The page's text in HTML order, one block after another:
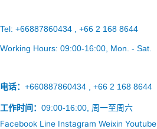
Tel: +66887860434 , +66 2 168 8644
Working Hours: 09:00-16:00 , Mon. - Sat.
电话： +660887860434 , +66 2 168 8644
工作时间： 09:00-16:00, 周一至周六
Facebook Line Instagram Weixin Youtube